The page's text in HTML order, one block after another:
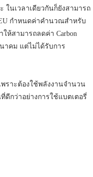
ในเวลาเดียวกันก็ยังสามารถ
กำหนดค่าคำนวณสำหรับ
ห้สามารถลดค่า Carbon
าคม แต่ไม่ได้รับการ
พราะต้องใช้พลังงานจำนวน
กว่าอย่างการใช้แบตเตอรี่